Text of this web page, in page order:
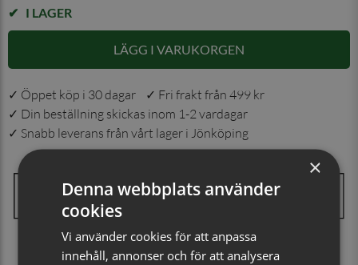
I LAGER
LÄGG I VARUKORGEN
✓ Öppet köp i 30 dagar ✓ Fri frakt från 499 kr
✓ Din beställning skickas inom 1-2 vardagar
✓ Snabb leverans från vårt lager i Jönköping
×
Denna webbplats använder
cookies
Vi använder cookies för att anpassa
innehåll, annonser och för att analysera